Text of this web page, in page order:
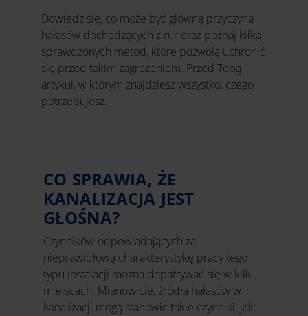
Dowiedz się, co może być główną przyczyną
hałasów dochodzących z rur oraz poznaj kilka
sprawdzonych metod, które pozwolą uchronić
się przed takim zagrożeniem. Przed Tobą
artykuł, w którym znajdziesz wszystko, czego
potrzebujesz.
CO SPRAWIA, ŻE
KANALIZACJA JEST
GŁOŚNA?
Czynników odpowiadających za
nieprawidłową charakterystykę pracy tego
typu instalacji można dopatrywać się w kilku
miejscach. Mianowicie, źródła hałasów w
kanalizacji mogą stanowić takie czynniki, jak: